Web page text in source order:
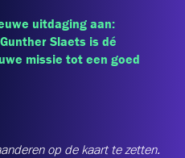
uitdaging aan:
Slaets is dé
missie tot een goed
op de kaart te zetten.